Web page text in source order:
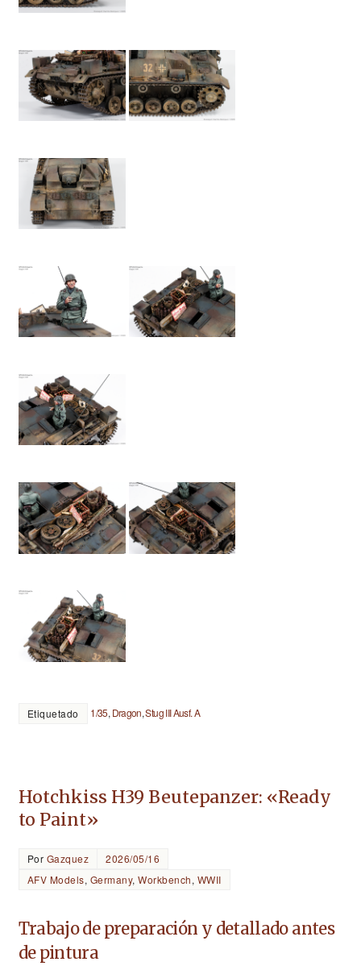
Etiquetado 1/35, Dragon,Stug III Ausf. A
Hotchkiss H39 Beutepanzer: «Ready
to Paint»
Por Gazquez
2026/05/16
AFV Models, Germany,Workbench, WWII
Trabajo de preparación y detallado antes
de pintura